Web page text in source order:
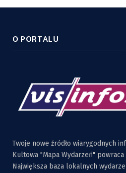
O PORTALU
Twoje nowe źródło wiarygodnych
Kultowa "Mapa Wydarzeń" powraca
Największa baza lokalnych